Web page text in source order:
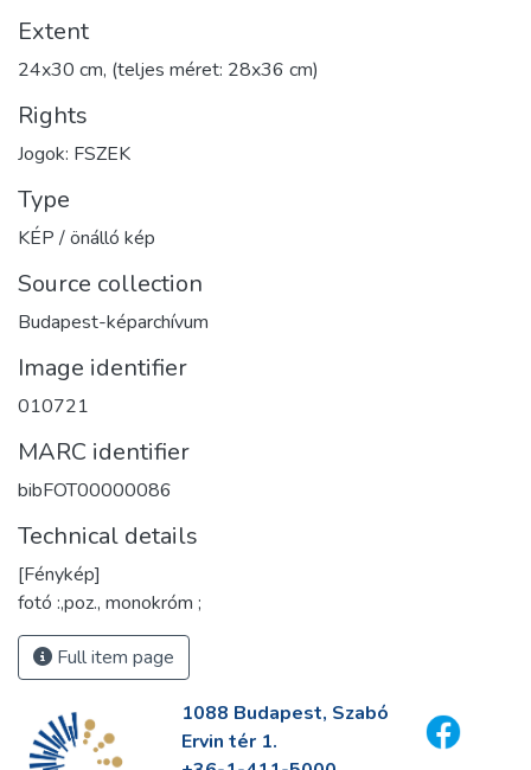
Extent
24x30 cm, (teljes méret: 28x36 cm)
Rights
Jogok: FSZEK
Type
KÉP / önálló kép
Source collection
Budapest-képarchívum
Image identifier
010721
MARC identifier
bibFOT00000086
Technical details
[Fénykép]
fotó :,poz., monokróm ;
Full item page
1088 Budapest, Szabó
Ervin tér 1.